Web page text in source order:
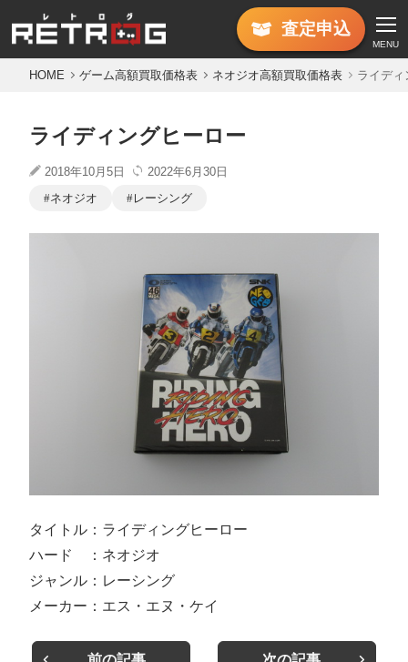
査定申込
MENU
HOME ゲーム高額買取価格表 ネオジオ高額買取価格表 ライディ
ライディングヒーロー
2018年10月5日
2022年6月30日
ネオジオ
レーシング
タイトル：ライディングヒーロー
ハード ：ネオジオ
ジャンル：レーシング
メーカー：エス・エヌ・ケイ